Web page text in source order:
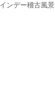
ンデー稽古風景